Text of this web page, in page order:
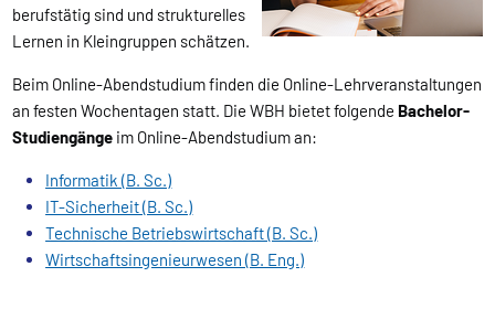
berufstätig sind und strukturelles
Lernen in Kleingruppen schätzen.
Beim Online-Abendstudium finden die Online-Lehrveranstaltungen
an festen Wochentagen statt. Die WBH bietet folgende Bachelor-
Studiengänge im Online-Abendstudium an:
Informatik (B. Sc.)
IT-Sicherheit (B. Sc.)
Technische Betriebswirtschaft (B. Sc.)
Wirtschaftsingenieurwesen (B. Eng.)